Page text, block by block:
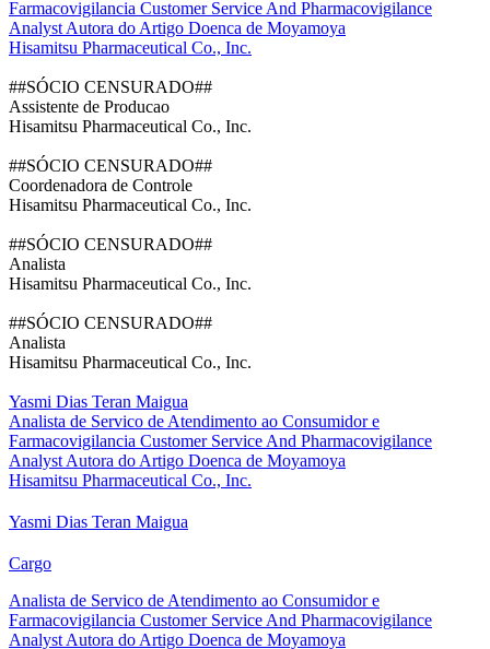
Farmacovigilancia Customer Service And Pharmacovigilance
Analyst Autora do Artigo Doenca de Moyamoya
Hisamitsu Pharmaceutical Co., Inc.
##SÓCIO CENSURADO##
Assistente de Producao
Hisamitsu Pharmaceutical Co., Inc.
##SÓCIO CENSURADO##
Coordenadora de Controle
Hisamitsu Pharmaceutical Co., Inc.
##SÓCIO CENSURADO##
Analista
Hisamitsu Pharmaceutical Co., Inc.
##SÓCIO CENSURADO##
Analista
Hisamitsu Pharmaceutical Co., Inc.
Yasmi Dias Teran Maigua
Analista de Servico de Atendimento ao Consumidor e
Farmacovigilancia Customer Service And Pharmacovigilance
Analyst Autora do Artigo Doenca de Moyamoya
Hisamitsu Pharmaceutical Co., Inc.
Yasmi Dias Teran Maigua
Cargo
Analista de Servico de Atendimento ao Consumidor e
Farmacovigilancia Customer Service And Pharmacovigilance
Analyst Autora do Artigo Doenca de Moyamoya